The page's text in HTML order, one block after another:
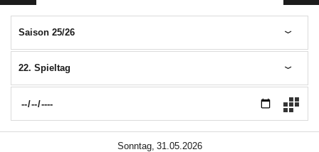
Saison 25/26
22. Spieltag
 